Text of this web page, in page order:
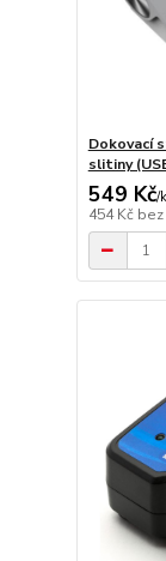
Dokovací
slitiny
549 Kč/
454 Kč bez